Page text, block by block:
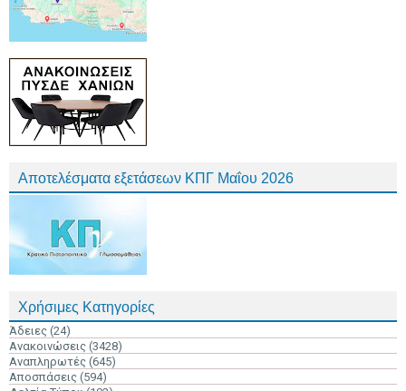
Αποτελέσματα εξετάσεων ΚΠΓ Μαΐου 2026
Χρήσιμες Κατηγορίες
Άδειες (24)
Ανακοινώσεις (3428)
Αναπληρωτές (645)
Αποσπάσεις (594)